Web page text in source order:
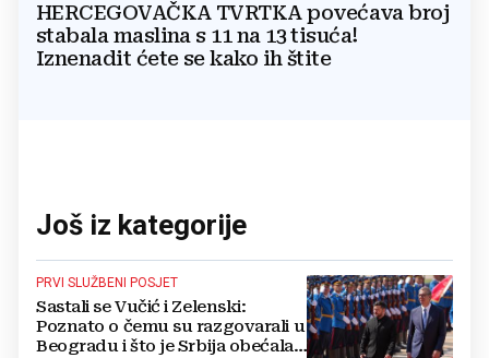
HERCEGOVAČKA TVRTKA povećava broj
stabala maslina s 11 na 13 tisuća!
Iznenadit ćete se kako ih štite
Još iz kategorije
PRVI SLUŽBENI POSJET
Sastali se Vučić i Zelenski:
Poznato o čemu su razgovarali u
Beogradu i što je Srbija obećala